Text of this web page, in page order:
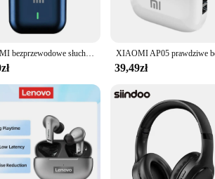
boast high-fidelity sound quality that
world. Whether you're pounding the
a reliable set of earbuds for sale or a business
and practical features, they are a must-have
XIAOMI bezprzewodowe słuchawki Bluetooth w uchu Stereo słuchawka sportowa Ture bezprzewodowy zestaw słuchawkowy Bluetooth z mikrofonem
39,49zł